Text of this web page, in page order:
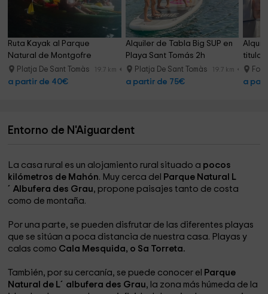
Ruta Kayak al Parque
Natural de Montgofre
Adultos
Platja De Sant Tomàs 19.7 km
a partir de 40€
Alquiler de Tabla Big SUP en
Playa Sant Tomás 2h
Platja De Sant Tomàs 19.7 km
a partir de 75€ a
Entorno de N'Aiguardent
La casa rural es un alojamiento rural situado a pocos
kilómetros de Mahón. Muy cerca del
Parque Natural L
´Albufera des Grau, propone paisajes tanto de costa
como de montaña.
Por una parte, se pueden disfrutar de las diferentes playas
que se sitúan a poca distancia de nuestra casa. Playas y
calas como Cala Mesquida, o Sa Torreta.
También, por su cercanía, se puede conocer el
Parque
Natural de L´albufera des Grau, la zona más húmeda de la